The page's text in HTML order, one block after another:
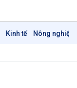
Kinh tế Nông nghiệp